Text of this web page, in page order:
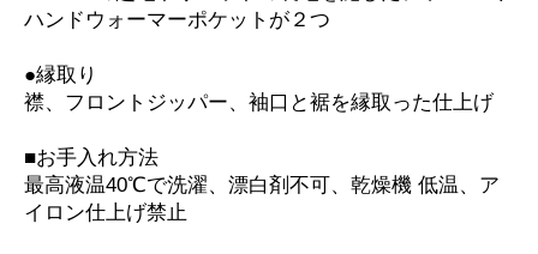
ハンドウォーマーポケットが２つ
●縁取り
襟、フロントジッパー、袖口と裾を縁取った仕上げ
■お手入れ方法
最高液温40℃で洗濯、漂白剤不可、乾燥機 低温、ア
イロン仕上げ禁止